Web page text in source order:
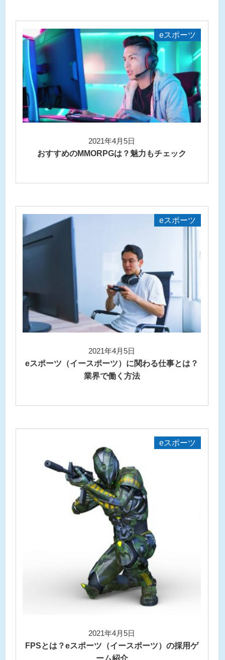
eスポーツ
2021年4月5日
おすすめのMMORPGは？魅力もチェック
eスポーツ
2021年4月5日
eスポーツ（イースポーツ）に関わる仕事とは？
業界で働く方法
eスポーツ
2021年4月5日
FPSとは？eスポーツ（イースポーツ）の採用ゲ